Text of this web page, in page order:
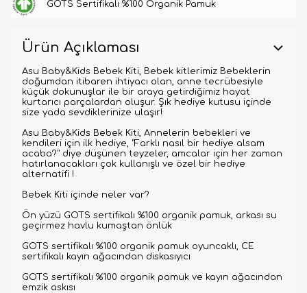
GOTS Sertifikalı %100 Organik Pamuk
Ürün Açıklaması
Asu Baby&Kids Bebek Kiti, Bebek kitlerimiz Bebeklerin
doğumdan itibaren ihtiyacı olan, anne tecrübesiyle
küçük dokunuşlar ile bir araya getirdiğimiz hayat
kurtarıcı parçalardan oluşur. Şık hediye kutusu içinde
size yada sevdiklerinize ulaşır!
Asu Baby&Kids Bebek Kiti, Annelerin bebekleri ve
kendileri için ilk hediye, "Farklı nasıl bir hediye alsam
acaba?" diye düşünen teyzeler, amcalar için her zaman
hatırlanacakları çok kullanışlı ve özel bir hediye
alternatifi !
Bebek Kiti içinde neler var?
Ön yüzü GOTS sertifikalı %100 organik pamuk, arkası su
geçirmez havlu kumaştan önlük
GOTS sertifikalı %100 organik pamuk oyuncaklı, CE
sertifikalı kayın ağacından diskasıyıcı
GOTS sertifikalı %100 organik pamuk ve kayın ağacından
emzik askısı